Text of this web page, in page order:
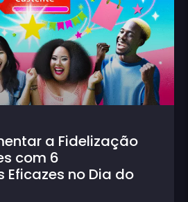
a Fidelização
com 6
Eficazes no Dia do